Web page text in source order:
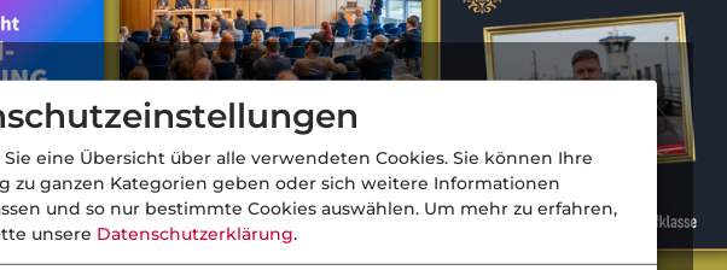
eine Übersicht über alle verwendeten Cookies. Sie können Ihre
zu ganzen Kategorien geben oder sich weitere Informationen
und so nur bestimmte Cookies auswählen. Um mehr zu erfahren,
unsere Datenschutzerklärung.